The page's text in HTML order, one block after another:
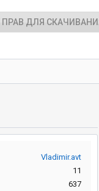
ПРАВ ДЛЯ
Vladimir.avt
11
637